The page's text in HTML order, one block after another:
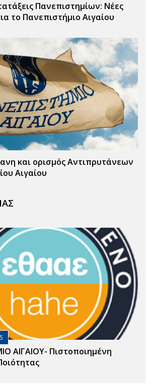
Πανεπιστημίων: Νέες
το Πανεπιστήμιο Αιγαίου
και ορισμός Αντιπρυτάνεων
Αιγαίου
ΑΙΓΑΙΟΥ- Πιστοποιημένη